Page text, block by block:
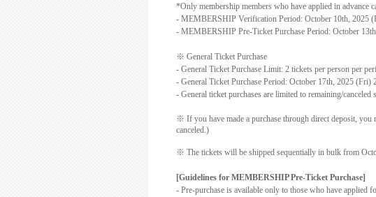
*Only membership members who have applied in advance
- MEMBERSHIP Verification Period: October 10th, 2025
- MEMBERSHIP Pre-Ticket Purchase Period: October
※ General Ticket Purchase
- General Ticket Purchase Limit: 2 tickets per person per
- General Ticket Purchase Period: October 17th, 2025 (Fri)
- General ticket purchases are limited to remaining/
※ If you have made a purchase through direct deposit,
canceled.)
※ The tickets will be shipped sequentially in bulk from
[Guidelines for MEMBERSHIP Pre-Ticket Purchase]
- Pre-purchase is available only to those who have applied